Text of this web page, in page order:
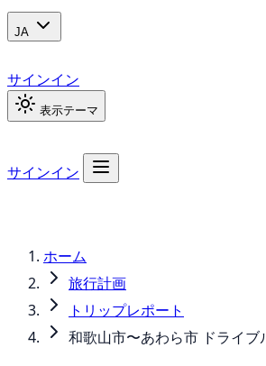
JA
サインイン
表示テーマ
サインイン
ホーム
旅行計画
トリップレポート
和歌山市〜あわら市 ドライブ